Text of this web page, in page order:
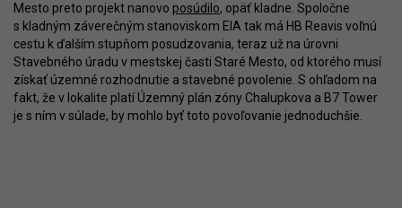
Mesto preto projekt nanovo posúdilo, opäť kladne. Spoločne
s kladným záverečným stanoviskom EIA tak má HB Reavis voľnú
cestu k ďalším stupňom posudzovania, teraz už na úrovni
Stavebného úradu v mestskej časti Staré Mesto, od ktorého musí
získať územné rozhodnutie a stavebné povolenie. S ohľadom na
fakt, že v lokalite platí Územný plán zóny Chalupkova a B7 Tower
je s ním v súlade, by mohlo byť toto povoľovanie jednoduchšie.